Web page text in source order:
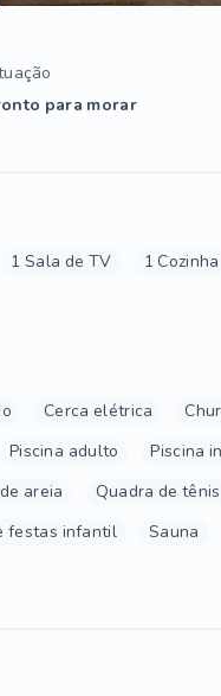
para morar
1 Sala de TV 1 Cozinha
Cerca elétrica
Piscina adulto Piscina
areia
Quadra de tênis
festas infantil
Sauna